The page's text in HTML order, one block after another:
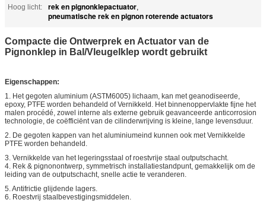
Hoog licht:
rek en pignonklepactuator,
pneumatische rek en pignon roterende actuators
Compacte die Ontwerprek en Actuator van de
Pignonklep in Bal/Vleugelklep wordt gebruikt
Eigenschappen:
1. Het gegoten aluminium (ASTM6005) lichaam, kan met geanodiseerde,
epoxy, PTFE worden behandeld of Vernikkeld. Het binnenoppervlakte fijne het
malen procédé, zowel interne als externe gebruik geavanceerde anticorrosion
technologie, de coëfficiënt van de cilinderwrijving is kleine, lange levensduur.
2. De gegoten kappen van het aluminiumeind kunnen ook met Vernikkelde
PTFE worden behandeld.
3. Vernikkelde van het legeringsstaal of roestvrije staal outputschacht.
4. Rek & pignonontwerp, symmetrisch installatiestandpunt, gemakkelijk om de
leiding van de outputschacht, snelle actie te veranderen.
5. Antifrictie glijdende lagers.
6. Roestvrij staalbevestigingsmiddelen.